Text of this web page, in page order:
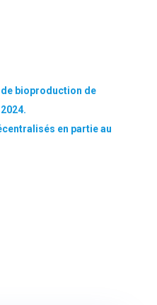
de bioproduction de
en partie au